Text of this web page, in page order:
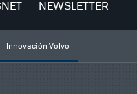
NEWSLETTER
Innovación Volvo